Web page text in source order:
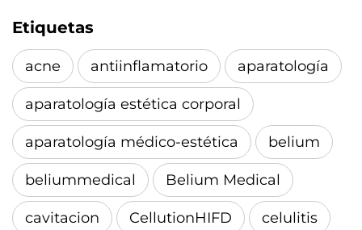
Etiquetas
acne antiinflamatorio aparatología
aparatología estética corporal
aparatología médico-estética belium
beliummedical Belium Medical
cavitacion CellutionHIFD celulitis